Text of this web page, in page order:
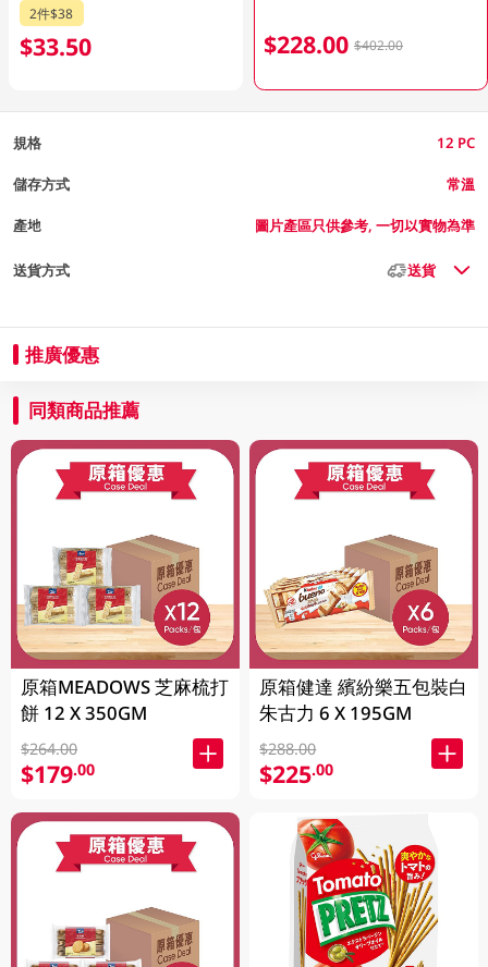
2件$38
$33.50 $228.00 $402.00
規格 12 PC
儲存方式 常溫
產地 圖片產區只供參考, 一切以實物為準
送貨方式 送貨
推廣優惠
同類商品推薦
原箱MEADOWS 芝麻梳打
餅 12 X 350GM
$264.00
$179.00
原箱健達 繽紛樂五包裝白
朱古力 6 X 195GM
$288.00
$225.00